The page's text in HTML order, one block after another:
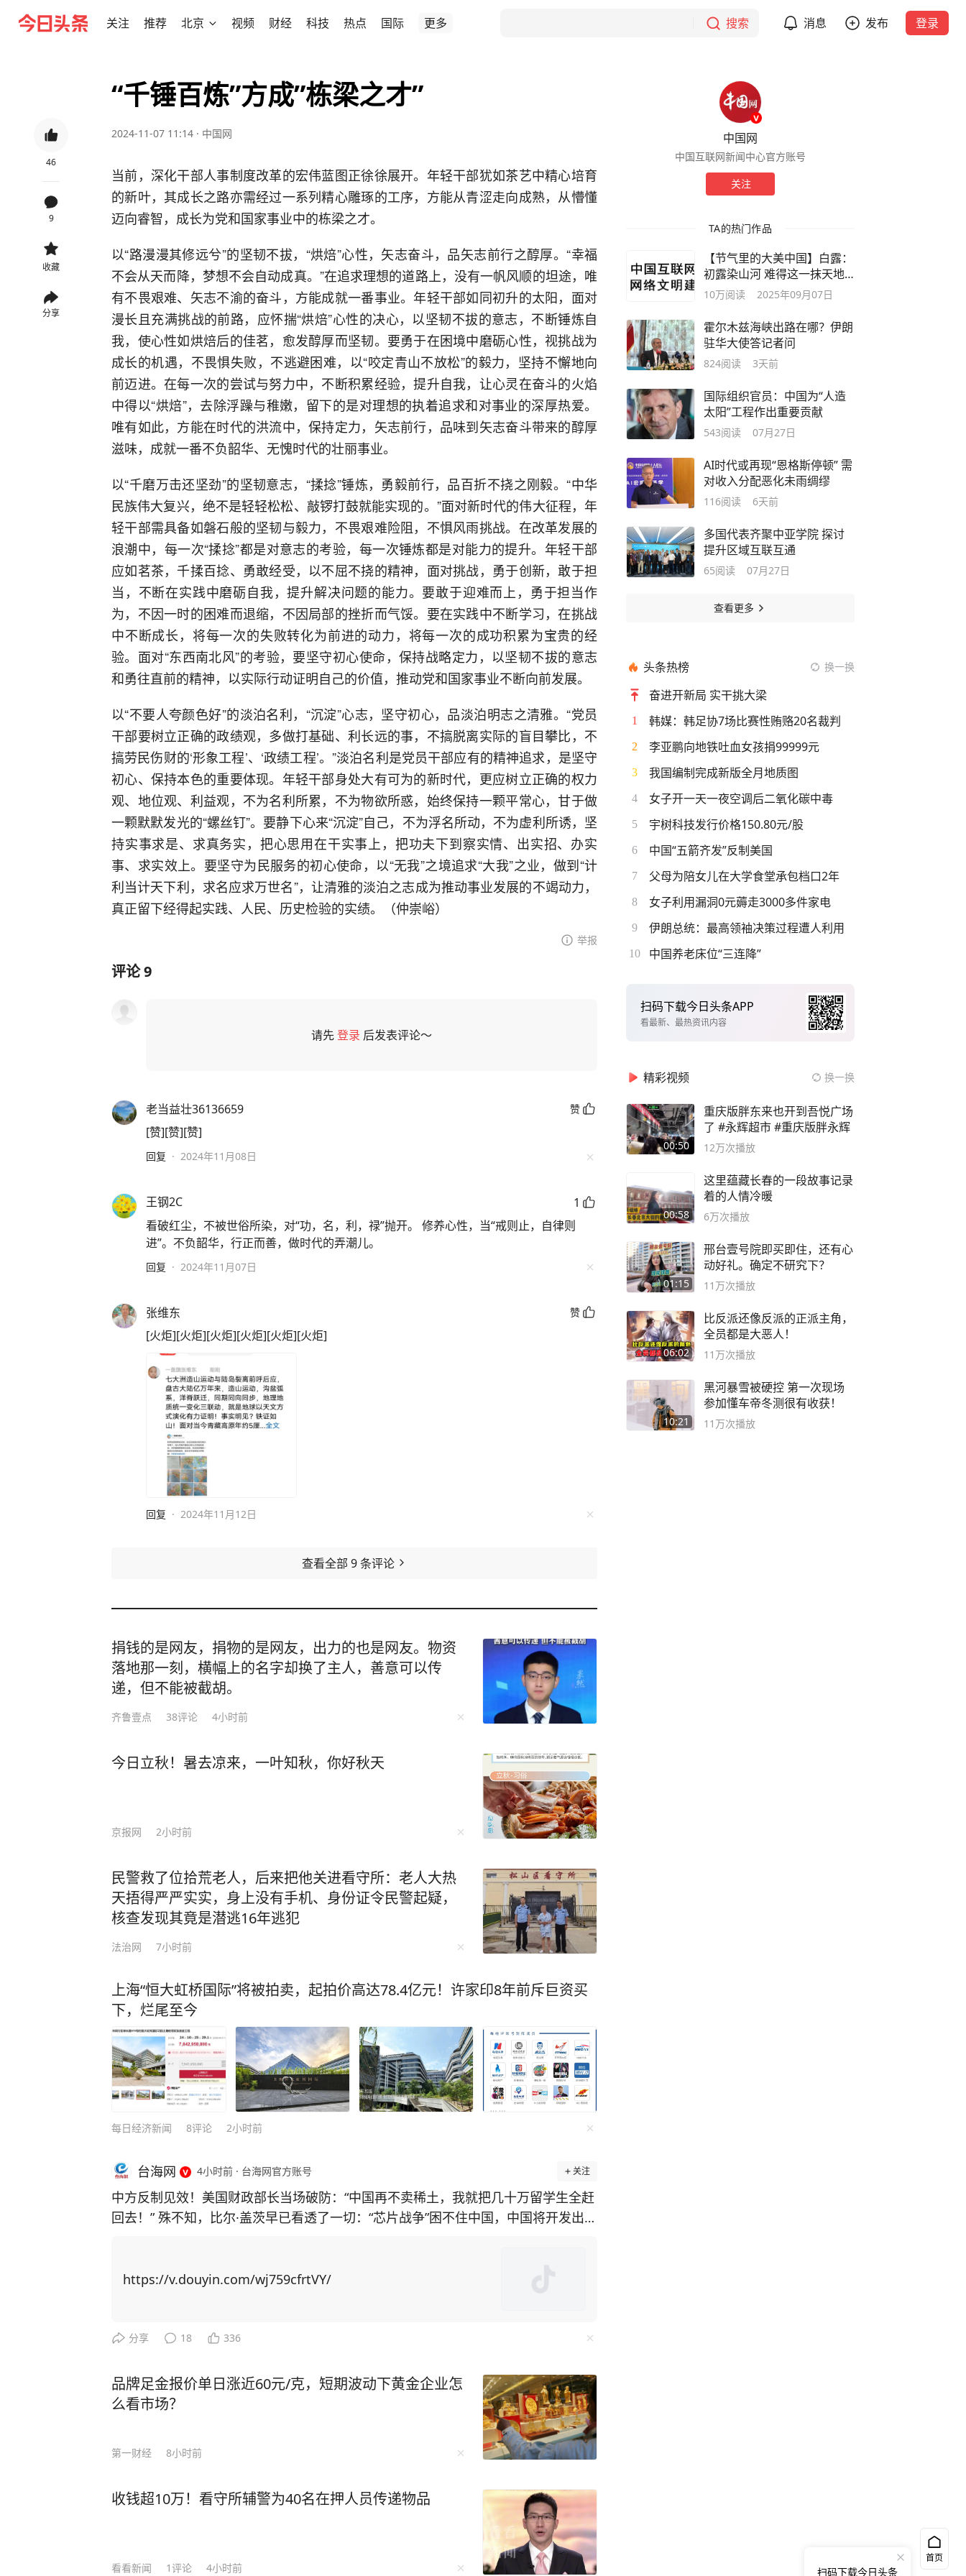
关注 推荐 北京 视频 财经 科技 热点 国际 更多 搜索 消息 发布 登录
46
9
收藏
分享
“千锤百炼”方成”栋梁之才”
2024-11-07 11:14 · 中国网
当前，深化干部人事制度改革的宏伟蓝图正徐徐展开。年轻干部犹如茶艺中精心培育
的新叶，其成长之路亦需经过一系列精心雕琢的工序，方能从青涩走向成熟，从懵懂
迈向睿智，成长为党和国家事业中的栋梁之才。
以“路漫漫其修远兮”的坚韧不拔，“烘焙”心性，矢志奋斗，品矢志前行之醇厚。“幸福
不会从天而降，梦想不会自动成真。”在追求理想的道路上，没有一帆风顺的坦途，唯
有不畏艰难、矢志不渝的奋斗，方能成就一番事业。年轻干部如同初升的太阳，面对
漫长且充满挑战的前路，应怀揣“烘焙”心性的决心，以坚韧不拔的意志，不断锤炼自
我，使心性如烘焙后的佳茗，愈发醇厚而坚韧。要勇于在困境中磨砺心性，视挑战为
成长的机遇，不畏惧失败，不逃避困难，以“咬定青山不放松”的毅力，坚持不懈地向
前迈进。在每一次的尝试与努力中，不断积累经验，提升自我，让心灵在奋斗的火焰
中得以“烘焙”，去除浮躁与稚嫩，留下的是对理想的执着追求和对事业的深厚热爱。
唯有如此，方能在时代的洪流中，保持定力，矢志前行，品味到矢志奋斗带来的醇厚
滋味，成就一番不负韶华、无愧时代的壮丽事业。
以“千磨万击还坚劲”的坚韧意志，“揉捻”锤炼，勇毅前行，品百折不挠之刚毅。“中华
民族伟大复兴，绝不是轻轻松松、敲锣打鼓就能实现的。”面对新时代的伟大征程，年
轻干部需具备如磐石般的坚韧与毅力，不畏艰难险阻，不惧风雨挑战。在改革发展的
浪潮中，每一次“揉捻”都是对意志的考验，每一次锤炼都是对能力的提升。年轻干部
应如茗茶，千揉百捻、勇敢经受，以不屈不挠的精神，面对挑战，勇于创新，敢于担
当，不断在实践中磨砺自我，提升解决问题的能力。要敢于迎难而上，勇于担当作
为，不因一时的困难而退缩，不因局部的挫折而气馁。要在实践中不断学习，在挑战
中不断成长，将每一次的失败转化为前进的动力，将每一次的成功积累为宝贵的经
验。面对“东西南北风”的考验，要坚守初心使命，保持战略定力，以坚韧不拔的意志
和勇往直前的精神，以实际行动证明自己的价值，推动党和国家事业不断向前发展。
以“不要人夸颜色好”的淡泊名利，“沉淀”心志，坚守初心，品淡泊明志之清雅。“党员
干部要树立正确的政绩观，多做打基础、利长远的事，不搞脱离实际的盲目攀比，不
搞劳民伤财的‘形象工程’、‘政绩工程’。”淡泊名利是党员干部应有的精神追求，是坚守
初心、保持本色的重要体现。年轻干部身处大有可为的新时代，更应树立正确的权力
观、地位观、利益观，不为名利所累，不为物欲所惑，始终保持一颗平常心，甘于做
一颗默默发光的“螺丝钉”。要静下心来“沉淀”自己，不为浮名所动，不为虚利所诱，坚
持实事求是、求真务实，把心思用在干实事上，把功夫下到察实情、出实招、办实
事、求实效上。要坚守为民服务的初心使命，以“无我”之境追求“大我”之业，做到“计
利当计天下利，求名应求万世名”，让清雅的淡泊之志成为推动事业发展的不竭动力，
真正留下经得起实践、人民、历史检验的实绩。（仲崇峪）
举报
评论9
请先登录 后发表评论～
老当益壮36136659 赞
[赞][赞][赞]
回复 · 2024年11月08日
王钢2C
1
看破红尘，不被世俗所染，对“功，名，利，禄”抛开。 修养心性，当“戒则止，自律则
进”。不负韶华，行正而善，做时代的弄潮儿。
回复 · 2024年11月07日
张维东 赞
[火炬][火炬][火炬][火炬][火炬][火炬]
回复 · 2024年11月12日
查看全部 9条评论
捐钱的是网友，捐物的是网友，出力的也是网友。物资
落地那一刻，横幅上的名字却换了主人，善意可以传
递，但不能被截胡。
齐鲁壹点 38评论 4小时前
今日立秋！暑去凉来，一叶知秋，你好秋天
京报网 2小时前
民警救了位拾荒老人，后来把他关进看守所：老人大热
天捂得严严实实，身上没有手机、身份证令民警起疑，
核查发现其竟是潜逃16年逃犯
法治网 7小时前
上海“恒大虹桥国际”将被拍卖，起拍价高达78.4亿元！许家印8年前斥巨资买
下，烂尾至今
每日经济新闻 8评论 2小时前
台海网 4小时前 · 台海网官方账号 关注
中方反制见效！美国财政部长当场破防：“中国再不卖稀土，我就把几十万留学生全赶
回去！” 殊不知，比尔·盖茨早已看透了一切：“芯片战争”困不住中国，中国将开发出自
博弈找筹码，居然把矛头指向了中国留学生身上！ 美国以中国留学生为筹码，施压中
更加激发中国的爆发力！ 举例，CNN主持人曾询问科技禁令是否 “以一种奇怪的方式
方面全速前进。” 面对美国芯片封锁，中国3年实现半导体设备国产化率从12%跃至3
5%；稀土加工产能占全球90%，一纸出口管制便让F-35战机生产线告急。而“一带一
路”合作、RCEP贸易圈扩容，更让中国在全球经济动荡中稳如磐石。 还有无人机碾
压：中国无人机成本只有美国的1%，珠海航展上展示的无人机航母、机器狗作战群，
让美军司令直呼“没法比”。 而我国如今之所以有这样的底气，就是因为有人才的支
首位。 当然，授人以鱼不如授人以渔。除了技术人才，还有一种更可贵的“文化战
士”。比如李柘远——用自己的方式，为国家未来培养更多的“芯片大脑”。 李柘远成长
于一个特殊的家庭环境，自幼父母离异，成绩没人管也一塌糊涂。好在外公的悉心教
导下，李柘远改变以前死记硬背的方法，重新对知识点进行梳理、总结，更关键的
https://v.douyin.com/wj759cfrtVY/
分享 18 336
品牌足金报价单日涨近60元/克，短期波动下黄金企业怎
么看市场？
第一财经 8小时前
收钱超10万！看守所辅警为40名在押人员传递物品
看看新闻 1评论 4小时前
中国网
中国互联网新闻中心官方账号
关注
TA的热门作品
【节气里的大美中国】白露：
初露染山河 难得这一抹天地
颜色
10万阅读 2025年09月07日
霍尔木兹海峡出路在哪？伊朗
驻华大使答记者问
824阅读 3天前
国际组织官员：中国为“人造
太阳”工程作出重要贡献
543阅读 07月27日
AI时代或再现“恩格斯停顿” 需
对收入分配恶化未雨绸缪
116阅读 6天前
多国代表齐聚中亚学院 探讨
提升区域互联互通
65阅读 07月27日
查看更多
头条热榜 换一换
奋进开新局 实干挑大梁
1 韩媒：韩足协7场比赛性贿赂20名裁判
2 李亚鹏向地铁吐血女孩捐99999元
3 我国编制完成新版全月地质图
4 女子开一天一夜空调后二氧化碳中毒
5 宇树科技发行价格150.80元/股
6 中国“五箭齐发”反制美国
7 父母为陪女儿在大学食堂承包档口2年
8 女子利用漏洞0元薅走3000多件家电
9 伊朗总统：最高领袖决策过程遭人利用
10 中国养老床位“三连降”
扫码下载今日头条APP
看最新、最热资讯内容
精彩视频 换一换
00:50
重庆版胖东来也开到吾悦广场
了 #永辉超市 #重庆版胖永辉
12万次播放
00:58
这里蕴藏长春的一段故事记录
着的人情冷暖
6万次播放
01:15
邢台壹号院即买即住，还有心
动好礼。确定不研究下？
11万次播放
06:02
比反派还像反派的正派主角，
全员都是大恶人！
11万次播放
10:21
黑河暴雪被硬控 第一次现场
参加懂车帝冬测很有收获！
11万次播放
首页
扫码下载今日头条